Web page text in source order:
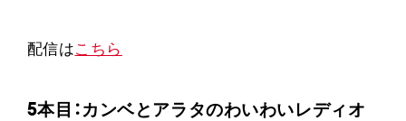
配信はこちら
5本目：カンベとアラタのわいわいレディオ